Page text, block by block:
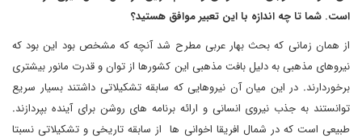
است. شما تا چه اندازه با این تعبیر موافق هستید؟
از همان زمانی که بحث بهار عربی مطرح شد آنچه که مشخص بود این بود که
نیروهای مذهبی به دلیل بافت مذهبی این کشورها از توان و قدرت مانور بیشتری
برخوردارند. در این میان آن نیروهایی که سابقه تشکیلاتی داشتند بسیار سریع
توانستند به جذب نیروی انسانی و ارائه برنامه های روشن برای آینده بپردازند.
طبیعی است که در شمال افریقا اخوانی ها از سابقه تاریخی و تشکیلاتی نسبتا